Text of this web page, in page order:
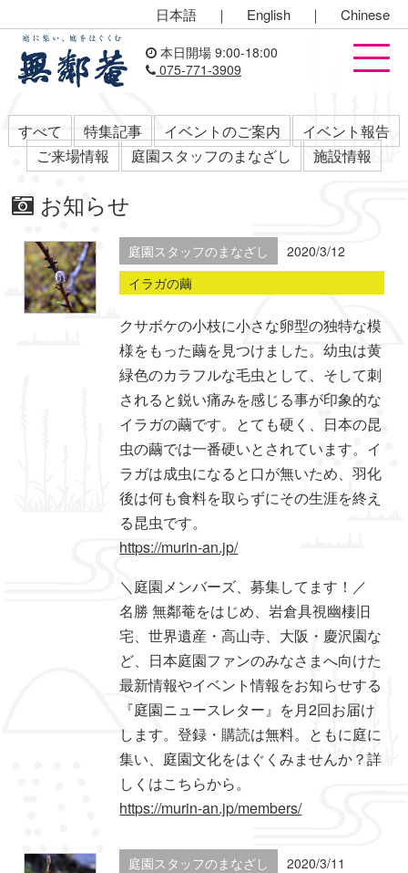
日本語 ｜ English ｜ Chinese
本日開場 9:00-18:00
075-771-3909
すべて 特集記事 イベントのご案内
イベント報告
ご来場情報
庭園スタッフのまなざし 施設情報
お知らせ
庭園スタッフのまなざし
2020/3/12
イラガの繭
クサボケの小枝に小さな卵型の独特な模
様をもった繭を見つけました。幼虫は黄
緑色のカラフルな毛虫として、そして刺
されると鋭い痛みを感じる事が印象的な
イラガの繭です。とても硬く、日本の昆
虫の繭では一番硬いとされています。イ
ラガは成虫になると口が無いため、羽化
後は何も食料を取らずにその生涯を終え
る昆虫です。
https://murin-an.jp/
＼庭園メンバーズ、募集してます！／
名勝 無鄰菴をはじめ、岩倉具視幽棲旧
宅、世界遺産・高山寺、大阪・慶沢園な
ど、日本庭園ファンのみなさまへ向けた
最新情報やイベント情報をお知らせする
『庭園ニュースレター』を月2回お届け
します。登録・購読は無料。ともに庭に
集い、庭園文化をはぐくみませんか？詳
しくはこちらから。
https://murin-an.jp/members/
庭園スタッフのまなざし
2020/3/11